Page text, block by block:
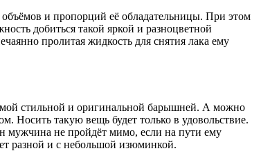
объёмов и пропорций её обладательницы. При этом
добиться такой яркой и разноцветной
пролитая жидкость для снятия лака ему
стильной и оригинальной барышней. А можно
Носить такую вещь будет только в удовольствие.
мужчина не пройдёт мимо, если на пути ему
разной и с небольшой изюминкой.